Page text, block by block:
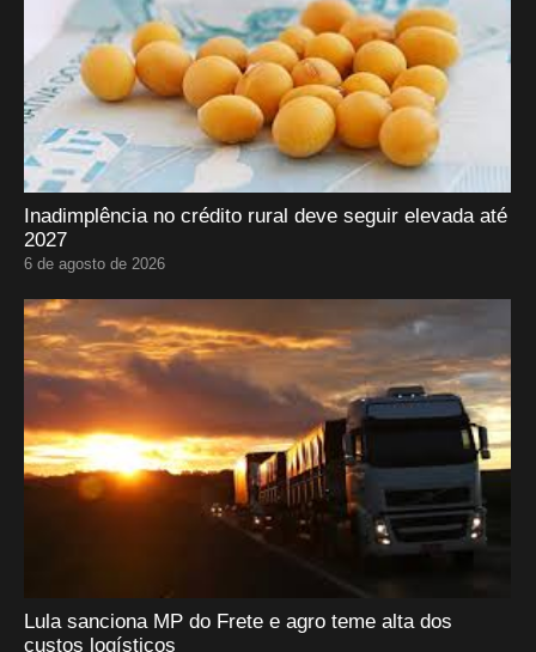
Inadimplência no crédito rural deve seguir elevada até
2027
6 de agosto de 2026
Lula sanciona MP do Frete e agro teme alta dos
custos logísticos